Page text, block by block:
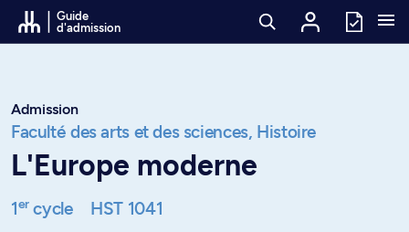
Passer au contenu
Guide
d'admission
Admission
Faculté des arts et des sciences, Histoire
L'Europe moderne
1ercycle HST 1041